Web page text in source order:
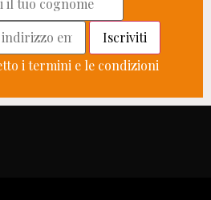
i termini e le condizioni